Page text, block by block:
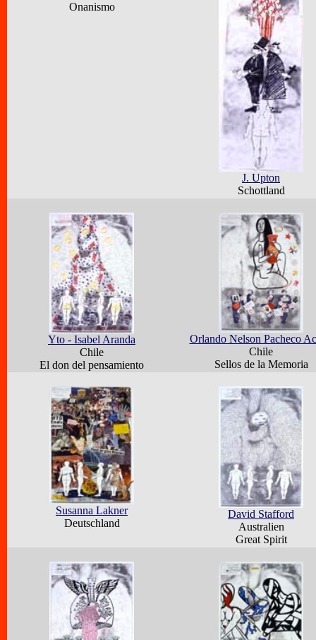
Onanismo
J. Upton
Schottland
Yto - Isabel Aranda
Chile
El don del pensamiento
Orlando Nelson Pacheco
Chile
Sellos de la Memoria
Susanna Lakner
Deutschland
David Stafford
Australien
Great Spirit